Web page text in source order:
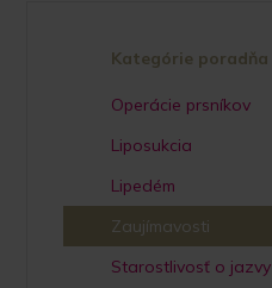
Kategórie poradňa
Operácie prsníkov
Liposukcia
Lipedém
Zaujímavosti
Starostlivosť o jazvy